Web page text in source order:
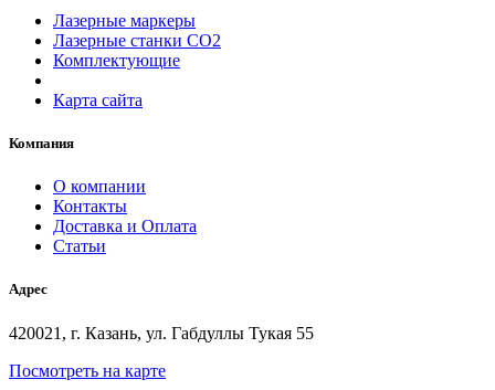
Лазерные маркеры
Лазерные станки СО2
Комплектующие
Карта сайта
Компания
О компании
Контакты
Доставка и Оплата
Статьи
Адрес
420021, г. Казань, ул. Габдуллы Тукая 55
Посмотреть на карте